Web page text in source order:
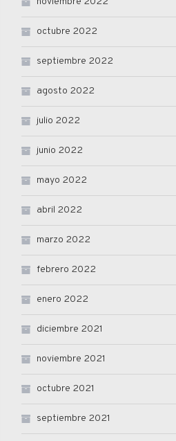
octubre 2022
septiembre 2022
agosto 2022
julio 2022
junio 2022
mayo 2022
abril 2022
marzo 2022
febrero 2022
enero 2022
diciembre 2021
noviembre 2021
octubre 2021
septiembre 2021